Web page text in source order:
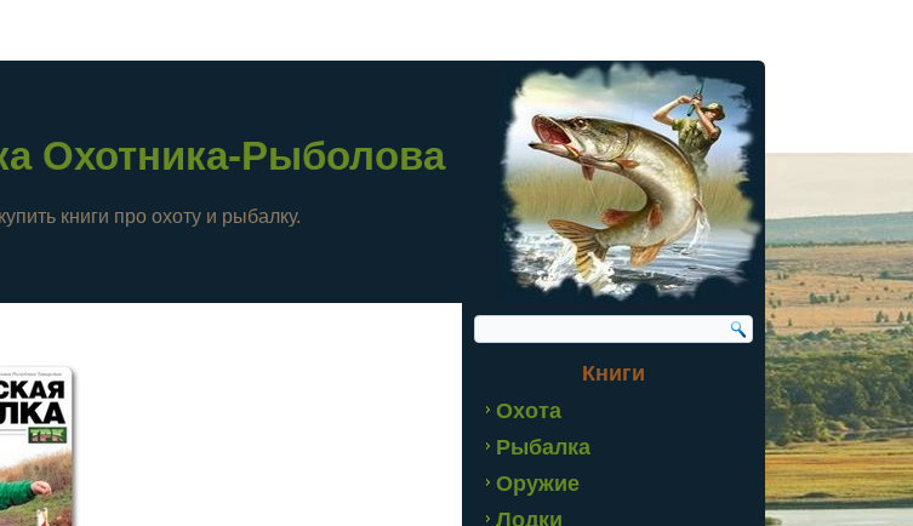
Охотника-Рыболова
книги про охоту и рыбалку.
Книги
Охота
Рыбалка
Оружие
Лодки